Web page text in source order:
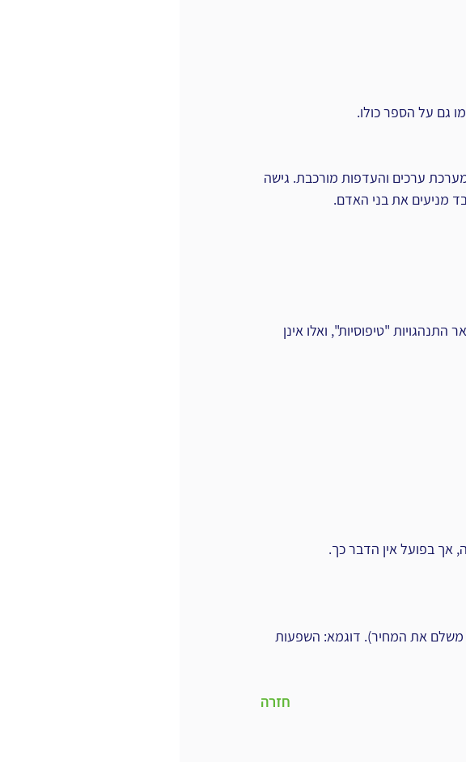
גם על הספר כולו.
ערכים והעדפות מורכבת. גישה
מניעים את בני האדם.
"טיפוסיות", ואלו אינן
אך בפועל אין הדבר כך.
משלם את המחיר). דוגמא: השפעות
חזרה